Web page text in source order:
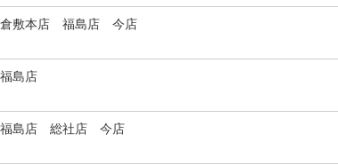
倉敷本店 福島店 今店
福島店
福島店 総社店 今店